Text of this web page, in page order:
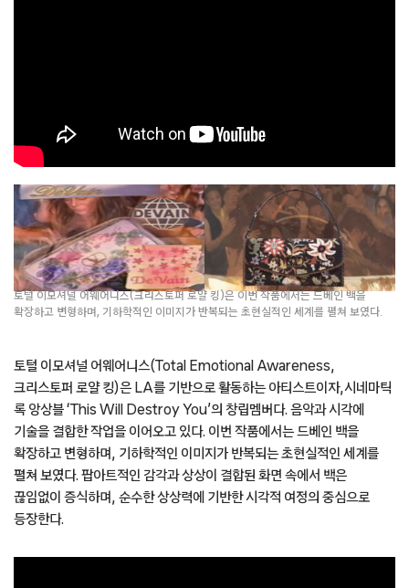
토털 이모셔널 어웨어니스(크리스토퍼 로얄 킹)은 이번 작품에서는 드베인 백을
확장하고 변형하며, 기하학적인 이미지가 반복되는 초현실적인 세계를 펼쳐 보였다.
토털 이모셔널 어웨어니스(Total Emotional Awareness,
크리스토퍼 로얄 킹)은 LA를 기반으로 활동하는 아티스트이자,시네마틱
록 앙상블 ‘This Will Destroy You’의 창립멤버다. 음악과 시각에
기술을 결합한 작업을 이어오고 있다. 이번 작품에서는 드베인 백을
확장하고 변형하며, 기하학적인 이미지가 반복되는 초현실적인 세계를
펼쳐 보였다. 팝아트적인 감각과 상상이 결합된 화면 속에서 백은
끊임없이 증식하며, 순수한 상상력에 기반한 시각적 여정의 중심으로
등장한다.